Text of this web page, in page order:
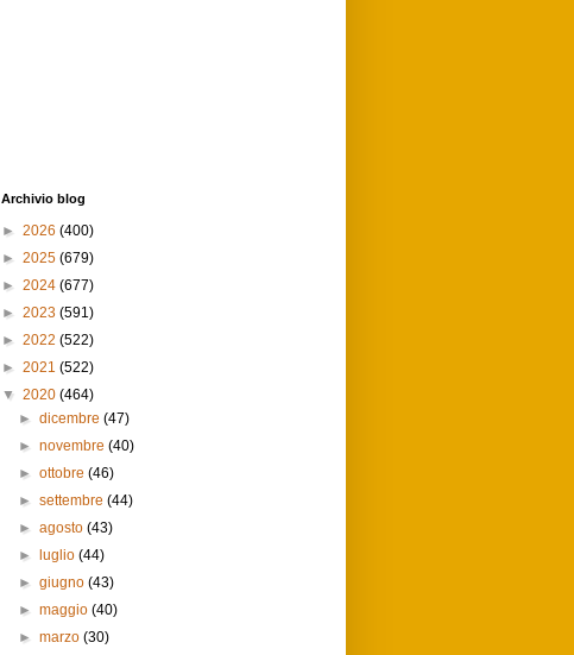
Archivio blog
► 2026 (400)
► 2025 (679)
► 2024 (677)
► 2023 (591)
► 2022 (522)
► 2021 (522)
▼ 2020 (464)
►dicembre(47)
►novembre(40)
►ottobre(46)
►settembre(44)
►agosto(43)
►
luglio(44)
►giugno(43)
►maggio(40)
►marzo(30)